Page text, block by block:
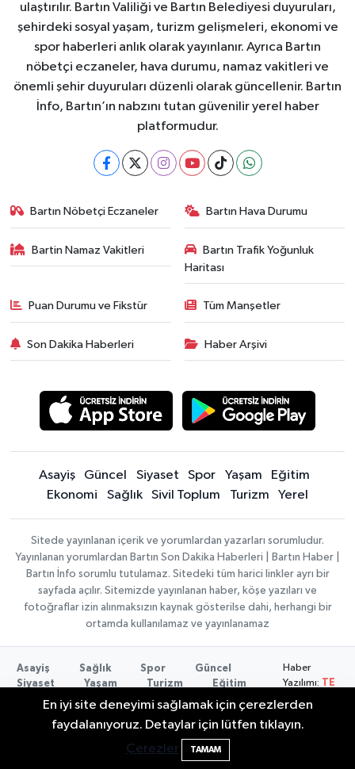
ulaştırılır. Bartın Valiliği ve Bartın Belediyesi duyuruları,
şehirdeki sosyal yaşam, turizm gelişmeleri, ekonomi ve
spor haberleri anlık olarak yayınlanır. Ayrıca Bartın
nöbetçi eczaneler, hava durumu, namaz vakitleri ve
önemli şehir duyuruları düzenli olarak güncellenir. Bartın
İnfo, Bartın’ın nabzını tutan güvenilir yerel haber
platformudur.
Bartın Nöbetçi Eczaneler Bartın Hava Durumu
Bartin Namaz Vakitleri
Bartın Trafik Yoğunluk
Haritası
Puan Durumu ve Fikstür Tüm Manşetler
Son Dakika Haberleri Haber Arşivi
Asayiş Güncel Siyaset Spor Yaşam
Eğitim
Ekonomi
Sağlık Sivil Toplum Turizm Yerel
Sitede yayınlanan içerik ve yorumlardan yazarları sorumludur.
Yayınlanan yorumlardan Bartın Son Dakika Haberleri | Bartın Haber |
Bartın İnfo sorumlu tutulamaz. Sitedeki tüm harici linkler ayrı bir
sayfada açılır. Sitemizde yayınlanan haber, köşe yazıları ve
fotoğraflar izin alınmaksızın kaynak gösterilse dahi, herhangi bir
ortamda kullanılamaz ve yayınlanamaz
Asayiş Sağlık Spor
Güncel
Siyaset
Yaşam Turizm
Eğitim
Magazin
Künye
Konaklama tesisleri
Bartın Medya
Haber
Yazılımı: TE
Bilişim
2026
En iyi site deneyimi sağlamak için çerezlerden
faydalanıyoruz. Detaylar için lütfen tıklayın.
Çerezler
TAMAM
2 Buzağı Hediyeli Bal Festivalinde Hande
Ünsal Sahne Alacak